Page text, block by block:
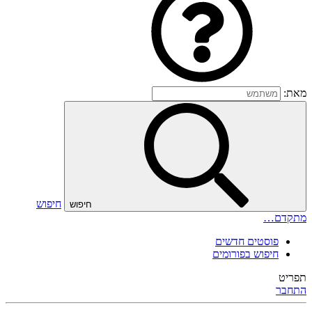
מאת:
חיפוש
חיפוש
מתקדם…
פוסטים חדשים
חיפוש בפורומים
תפריט
התחבר